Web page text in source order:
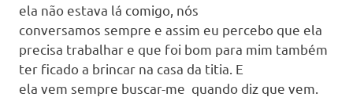
ela não estava lá comigo, nós
conversamos sempre e assim eu percebo que ela
precisa trabalhar e que foi bom para mim também
ter ficado a brincar na casa da titia. E
ela vem sempre buscar-me quando diz que vem.